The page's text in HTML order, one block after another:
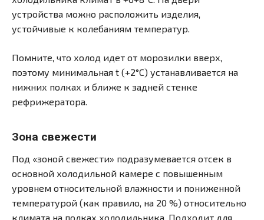
устройства можно расположить изделия,
устойчивые к колебаниям температур.
Помните, что холод идет от морозилки вверх,
поэтому минимальная t (+2°С) устанавливается на
нижних полках и ближе к задней стенке
рефрижератора.
Зона свежести
Под «зоной свежести» подразумевается отсек в
основной холодильной камере с повышенным
уровнем относительной влажности и пониженной
температурой (как правило, на 20 %) относительно
климата на полках холодильника. Подходит для